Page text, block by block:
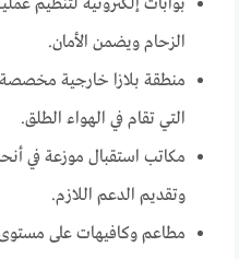
الزحام ويضمن الأمان.
منطقة بلازا خارجية مخصصة
التي تقام في الهواء الطلق.
مكاتب استقبال موزعة في
وتقديم الدعم اللازم.
مطاعم وكافيهات على